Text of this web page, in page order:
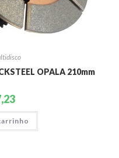
OPALA 210mm